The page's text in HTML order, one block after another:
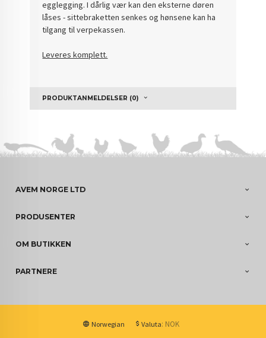
egglegging. I dårlig vær kan den eksterne døren
låses - sittebraketten senkes og hønsene kan ha
tilgang til verpekassen.
Leveres komplett.
PRODUKTANMELDELSER (0)
AVEM NORGE LTD
PRODUSENTER
OM BUTIKKEN
PARTNERE
Norwegian Valuta: NOK